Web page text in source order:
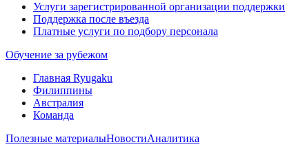
Услуги зарегистрированной организации поддержки
Поддержка после въезда
Платные услуги по подбору персонала
Обучение за рубежом
Главная Ryugaku
Филиппины
Австралия
Команда
Полезные материалыНовостиАналитика